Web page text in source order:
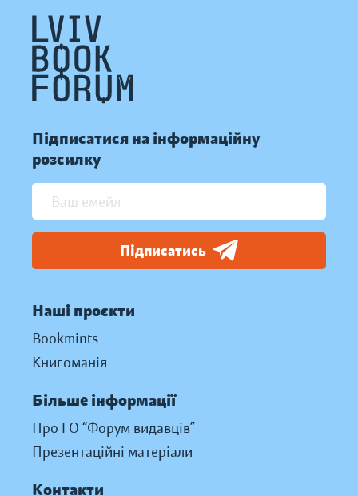
Підписатися на інформаційну
розсилку
Підписатись
Наші проєкти
Bookmints
Книгоманія
Більше інформації
Про ГО “Форум видавців”
Презентаційні матеріали
Контакти